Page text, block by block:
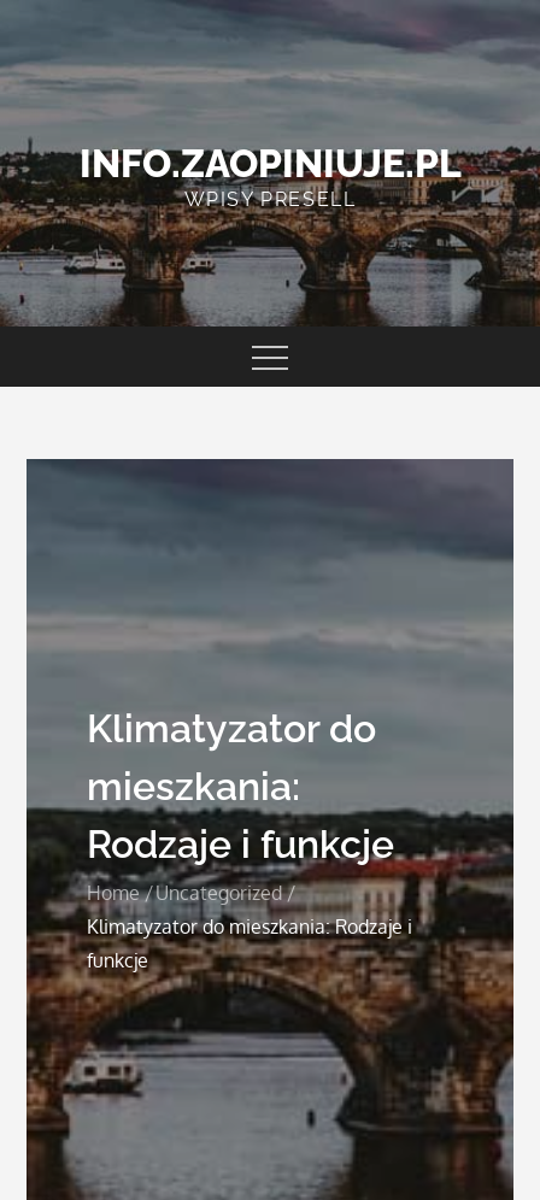
content
INFO.ZAOPINIUJE.PL
WPISY PRESELL
Klimatyzator do
mieszkania:
Rodzaje i funkcje
Home
Uncategorized
Klimatyzator do mieszkania: Rodzaje i
funkcje